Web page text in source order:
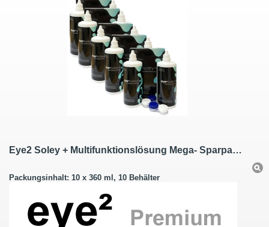
Eye2 Soley + Multifunktionslösung Mega- Sparpack 10 x 360 ml
Packungsinhalt: 10 x 360 ml, 10 Behälter